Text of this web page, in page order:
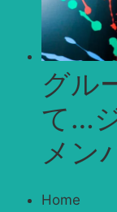
グル
て…
メン
Home